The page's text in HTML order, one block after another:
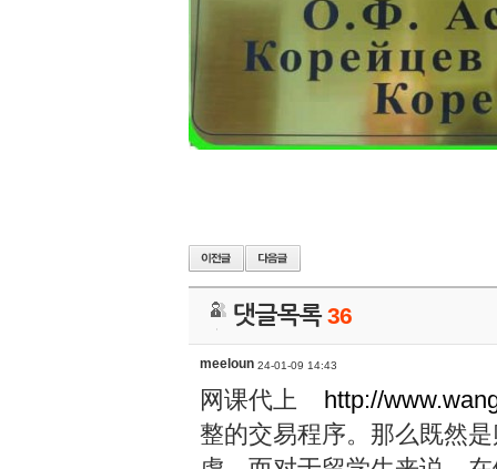
댓글목록36
meeloun 24-01-09 14:43
网课代上 http://
整的交易程序。那么既然